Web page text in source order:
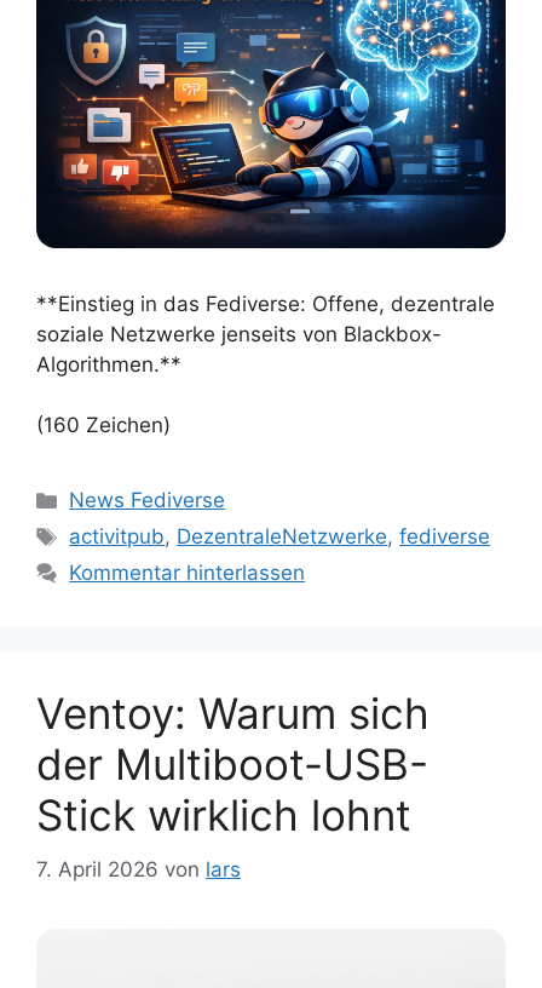
**Einstieg in das Fediverse: Offene, dezentrale
soziale Netzwerke jenseits von Blackbox-
Algorithmen.**
(160 Zeichen)
Kategorien
News Fediverse
Schlagwörter
activitpub, DezentraleNetzwerke,fediverse
Kommentar hinterlassen
Ventoy: Warum sich
der Multiboot-USB-
Stick wirklich lohnt
7. April 2026 von lars